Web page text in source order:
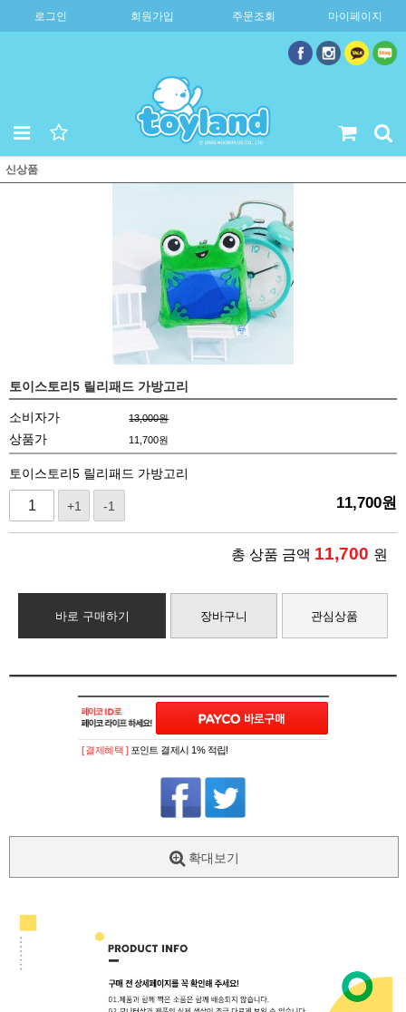
로그인 회원가입 주문조회 마이페이지
신상품
토이스토리5 릴리패드 가방고리
소비자가 13,000원
상품가 11,700원
토이스토리5 릴리패드 가방고리
+1 -1 11,700원
총 상품 금액 11,700 원
바로 구매하기 장바구니 관심상품
[ 결제혜택 ] 포인트 결제시 1% 적립!
확대보기